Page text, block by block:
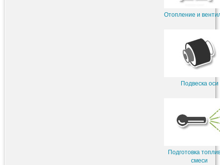
Отопление и
Подвеска оси
Подготовка
смеси